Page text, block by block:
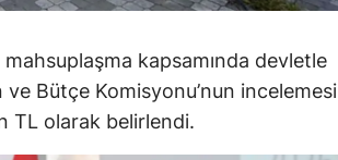
kapsamında devletle
Bütçe Komisyonu’nun incelemesi
TL olarak belirlendi.